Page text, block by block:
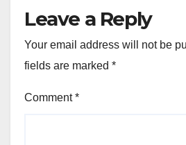
Leave a Reply
Your email address will not be
fields are marked *
Comment*